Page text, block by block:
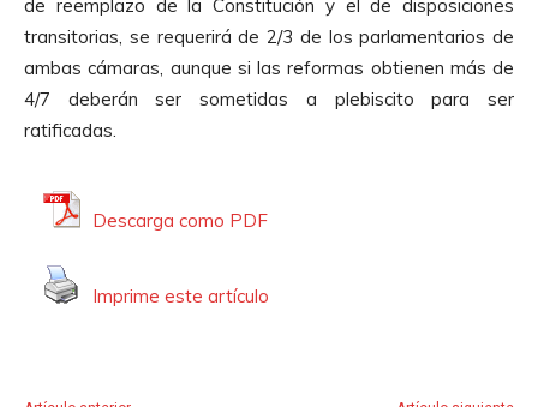
d
e
A
u
d
de reemplazo de la Constitución y el de disposiciones
transitorias, se requerirá de 2/3 de los parlamentarios de
ambas cámaras, aunque si las reformas obtienen más de
4/7 deberán ser sometidas a plebiscito para ser
ratificadas.
Descarga como PDF
Imprime este artículo